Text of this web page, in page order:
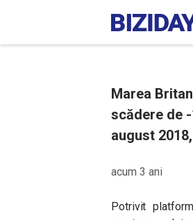
Marea
scădere de
august
acum 3 ani
Potrivit